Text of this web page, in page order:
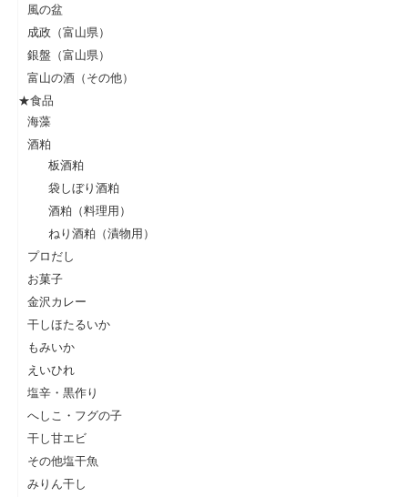
風の盆
成政（富山県）
銀盤（富山県）
富山の酒（その他）
★食品
海藻
酒粕
板酒粕
袋しぼり酒粕
酒粕（料理用）
ねり酒粕（漬物用）
プロだし
お菓子
金沢カレー
干しほたるいか
もみいか
えいひれ
塩辛・黒作り
へしこ・フグの子
干し甘エビ
その他塩干魚
みりん干し